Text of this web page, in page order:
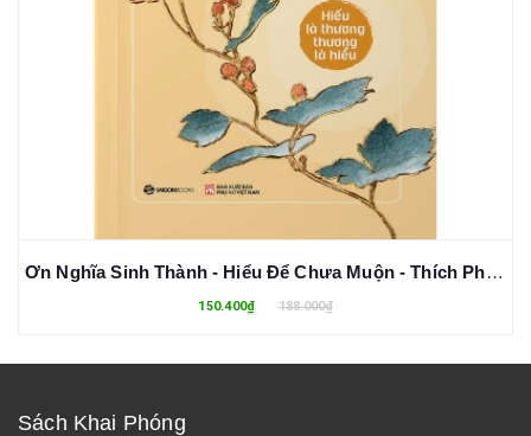
Ơn Nghĩa Sinh Thành - Hiểu Để Chưa Muộn - Thích Pháp Hòa
150.400₫ 188.000₫
Sách Khai Phóng